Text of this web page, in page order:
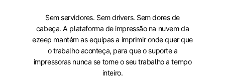
Sem servidores. Sem drivers. Sem dores de
cabeça. A plataforma de impressão na nuvem da
ezeep mantém as equipas a imprimir onde quer que
o trabalho aconteça, para que o suporte a
impressoras nunca se torne o seu trabalho a tempo
inteiro.